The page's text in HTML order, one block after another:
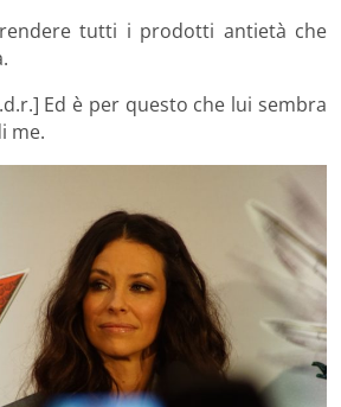
tutti i prodotti antietà che
Ed è per questo che lui sembra
me.